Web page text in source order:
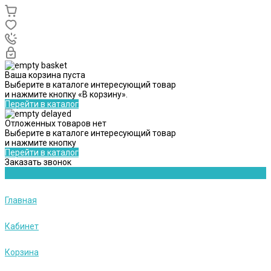
Ваша корзина пуста
Выберите в каталоге интересующий товар
и нажмите кнопку «В корзину».
Перейти в каталог
Отложенных товаров нет
Выберите в каталоге интересующий товар
и нажмите кнопку
Перейти в каталог
Заказать звонок
Главная
Кабинет
Корзина